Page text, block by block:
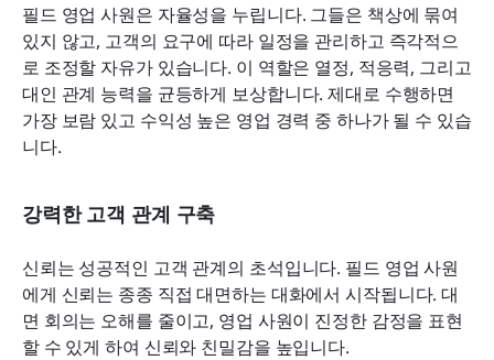
필드 영업 사원은 자율성을 누립니다. 그들은 책상에 묶여
있지 않고, 고객의 요구에 따라 일정을 관리하고 즉각적으
로 조정할 자유가 있습니다. 이 역할은 열정, 적응력, 그리고
대인 관계 능력을 균등하게 보상합니다. 제대로 수행하면
가장 보람 있고 수익성 높은 영업 경력 중 하나가 될 수 있습
니다.
강력한 고객 관계 구축
신뢰는 성공적인 고객 관계의 초석입니다. 필드 영업 사원
에게 신뢰는 종종 직접 대면하는 대화에서 시작됩니다. 대
면 회의는 오해를 줄이고, 영업 사원이 진정한 감정을 표현
할 수 있게 하여 신뢰와 친밀감을 높입니다.